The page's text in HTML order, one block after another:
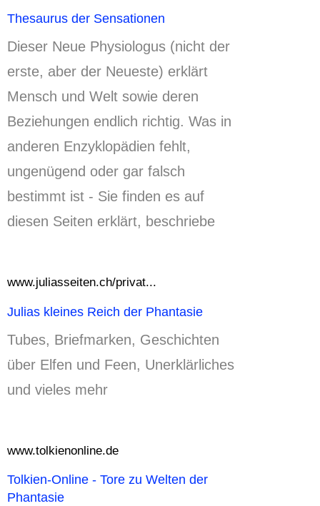
Thesaurus der Sensationen
Dieser Neue Physiologus (nicht der
erste, aber der Neueste) erklärt
Mensch und Welt sowie deren
Beziehungen endlich richtig. Was in
anderen Enzyklopädien fehlt,
ungenügend oder gar falsch
bestimmt ist - Sie finden es auf
diesen Seiten erklärt, beschriebe
www.juliasseiten.ch/privat...
Julias kleines Reich der Phantasie
Tubes, Briefmarken, Geschichten
über Elfen und Feen, Unerklärliches
und vieles mehr
www.tolkienonline.de
Tolkien-Online - Tore zu Welten der
Phantasie